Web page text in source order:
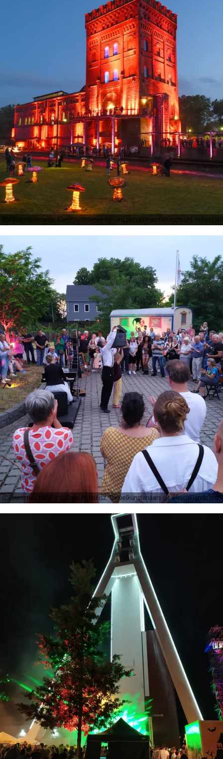
Karin Hessmann, Kunstinstallaties zijn erg populair op Extraschicht. In het
Tourismus NRW e.V., Foto: M. Hulisz, Toneelkunstenaars uit verschillende